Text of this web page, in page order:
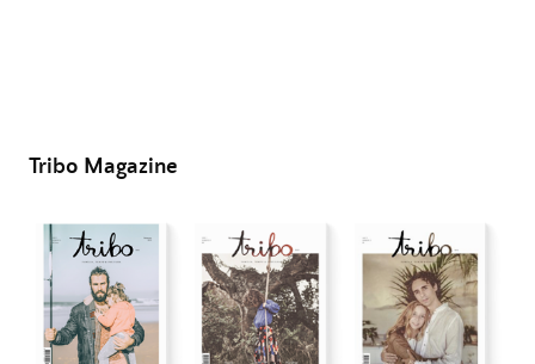
Tribo Magazine